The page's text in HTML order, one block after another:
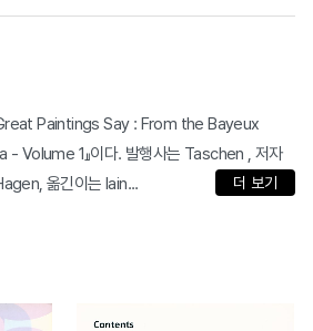
Paintings Say : From the Bayeux
Volume 1』이다. 발행사는 Taschen , 저자
옮긴이는 Iain...
더 보기